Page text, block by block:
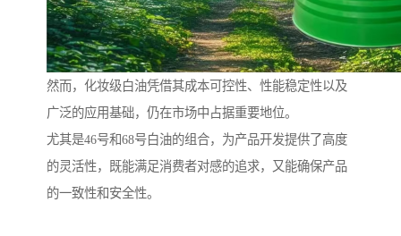
然而，化妆级白油凭借其成本可控性、性能稳定性以及
广泛的应用基础，仍在市场中占据重要地位。
尤其是46号和68号白油的组合，为产品开发提供了高度
的灵活性，既能满足消费者对感的追求，又能确保产品
的一致性和安全性。